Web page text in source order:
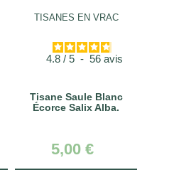
TISANES EN VRAC
4.8 / 5 - 56 avis
Tisane Saule Blanc
Écorce Salix Alba.
5,00 €